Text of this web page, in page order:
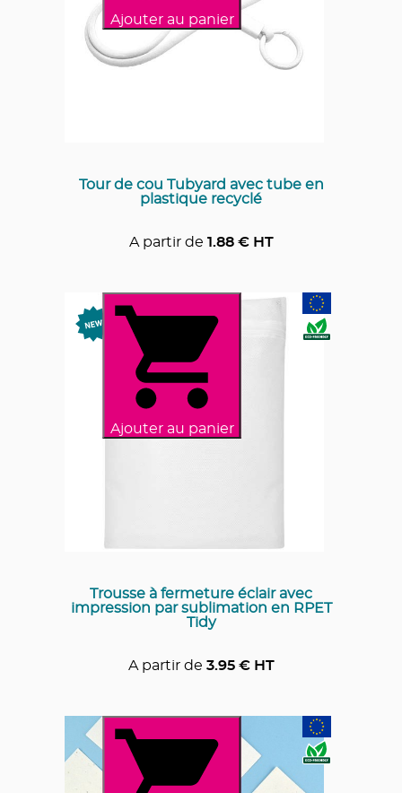
Ajouter au panier
Tour de cou Tubyard avec tube en
plastique recyclé
A partir de 1.88€ HT
Ajouter au panier
Trousse à fermeture éclair avec
impression par sublimation en RPET
Tidy
A partir de 3.95€ HT